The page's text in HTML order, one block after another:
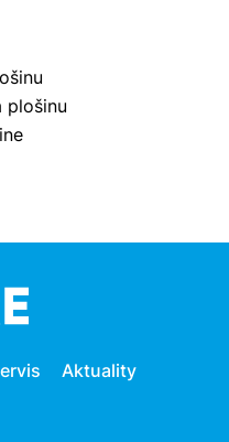
plošinu
Aktuality